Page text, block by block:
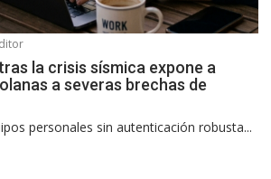
la crisis sísmica expone a
a severas brechas de
personales sin autenticación robusta...